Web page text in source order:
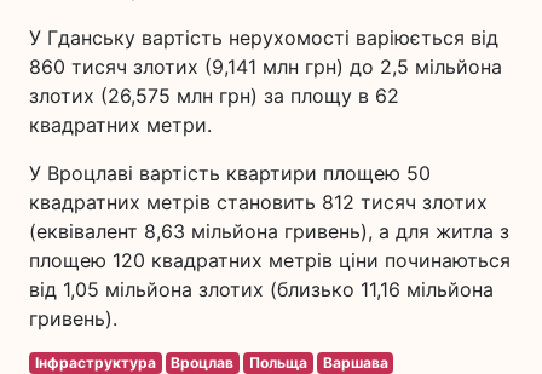
У Гданську вартість нерухомості варіюється від
860 тисяч злотих (9,141 млн грн) до 2,5 мільйона
злотих (26,575 млн грн) за площу в 62
квадратних метри.
У Вроцлаві вартість квартири площею 50
квадратних метрів становить 812 тисяч злотих
(еквівалент 8,63 мільйона гривень), а для житла з
площею 120 квадратних метрів ціни починаються
від 1,05 мільйона злотих (близько 11,16 мільйона
гривень).
Інфраструктура Вроцлав Польща
Варшава